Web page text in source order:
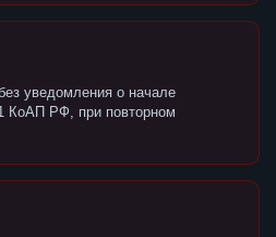
уведомления о начале
КоАП РФ, при повторном